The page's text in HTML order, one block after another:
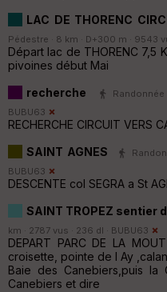
LAC DE THORENC
Pédestre · 8 km · D+300 m · 9543
Départ lac de THORENC 7,5
pivoines début Mai
recherche
BUBU63
RECHERCHE CIRCUIT VERS
SAINT AGNES
BUBU63
DESCENTE col SEGRA a St
SAINT TROPEZ sentier
km · 2787 vus · 236 dl · BUBU63
DEPART PARC DE LA
croisette, pointe de l Ay
Baie des Canebiers,puis
Canebiers et dire